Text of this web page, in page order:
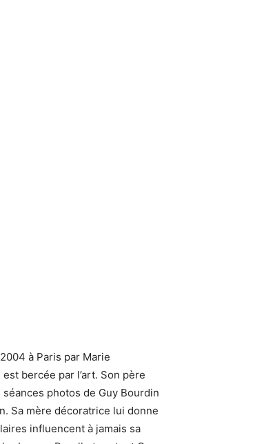
à Paris par Marie
bercée par l’art. Son père
photos de Guy Bourdin
Sa mère décoratrice lui donne
influencent à jamais sa